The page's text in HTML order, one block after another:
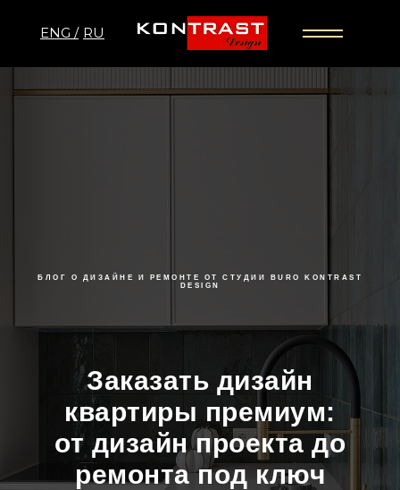
ENG / RU
БЛОГ О ДИЗАЙНЕ И РЕМОНТЕ ОТ СТУДИИ BURO KONTRAST
DESIGN
Заказать дизайн
квартиры премиум:
от дизайн проекта до
ремонта под ключ